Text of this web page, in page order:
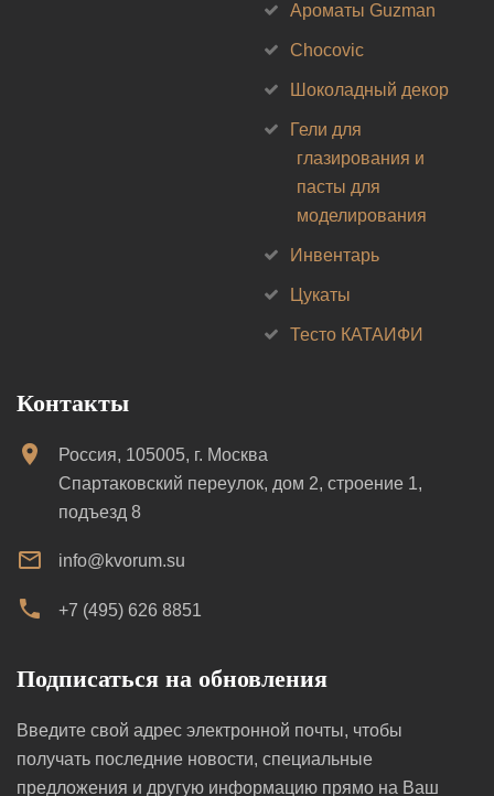
Ароматы Guzman
Chocovic
Шоколадный декор
Гели для
глазирования и
пасты для
моделирования
Инвентарь
Цукаты
Тесто КАТАИФИ
Контакты
Россия, 105005, г. Москва
Спартаковский переулок, дом 2, строение 1,
подъезд 8
info@kvorum.su
+7 (495) 626 8851
Подписаться на обновления
Введите свой адрес электронной почты, чтобы
получать последние новости, специальные
предложения и другую информацию прямо на Ваш